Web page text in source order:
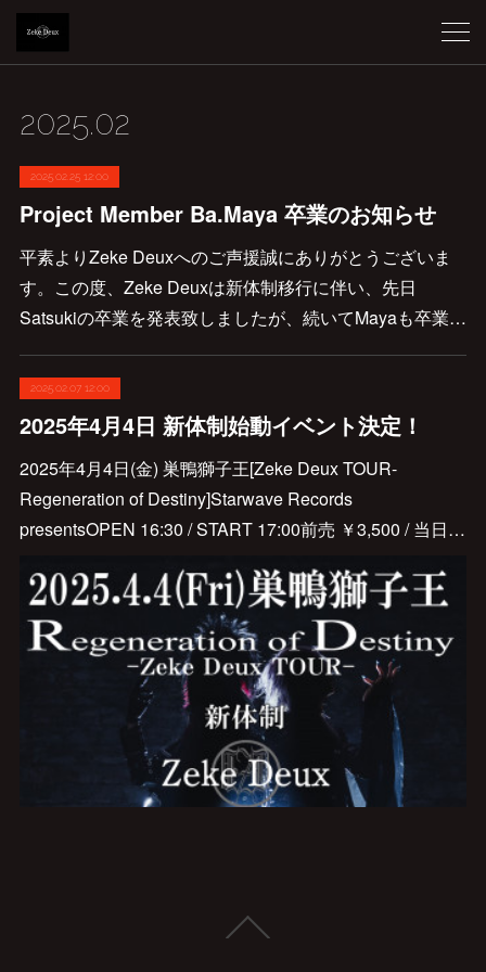
2025.02
2025.02.25 12:00
Project Member Ba.Maya 卒業のお知らせ
平素よりZeke Deuxへのご声援誠にありがとうございま
す。この度、Zeke Deuxは新体制移行に伴い、先日
Satsukiの卒業を発表致しましたが、続いてMayaも卒業…
2025.02.07 12:00
2025年4月4日 新体制始動イベント決定！
2025年4月4日(金) 巣鴨獅子王[Zeke Deux TOUR-
Regeneration of Destiny]Starwave Records
presentsOPEN 16:30 / START 17:00前売 ￥3,500 / 当日…